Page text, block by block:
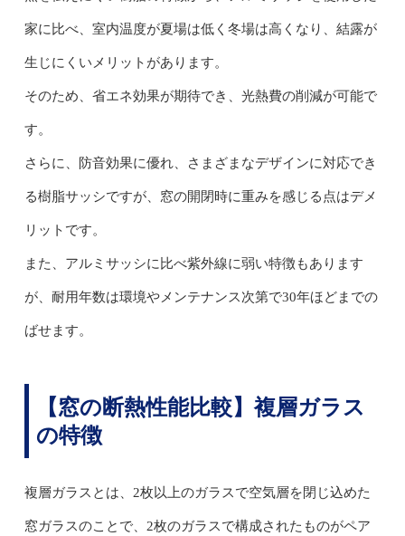
家に比べ、室内温度が夏場は低く冬場は高くなり、結露が
生じにくいメリットがあります。
そのため、省エネ効果が期待でき、光熱費の削減が可能で
す。
さらに、防音効果に優れ、さまざまなデザインに対応でき
る樹脂サッシですが、窓の開閉時に重みを感じる点はデメ
リットです。
また、アルミサッシに比べ紫外線に弱い特徴もあります
が、耐用年数は環境やメンテナンス次第で30年ほどまでの
ばせます。
【窓の断熱性能比較】複層ガラス
の特徴
複層ガラスとは、2枚以上のガラスで空気層を閉じ込めた
窓ガラスのことで、2枚のガラスで構成されたものがペア